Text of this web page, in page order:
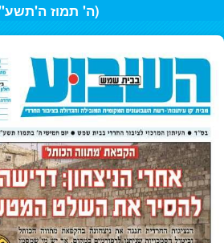
(ה' תמוז ה'תשע"ז)